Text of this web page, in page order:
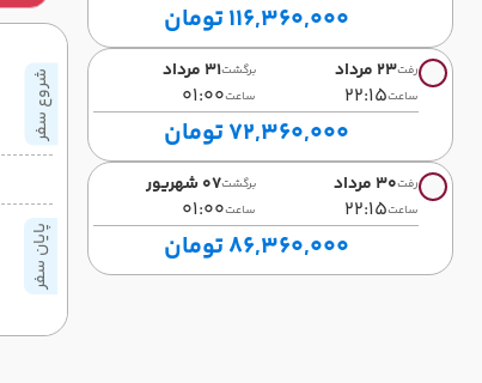
116,360,000 تومان
رفت23 مرداد
ساعت22:15
برگشت31 مرداد
ساعت01:00
72,360,000 تومان
رفت30 مرداد
ساعت22:15
برگشت07 شهریور
ساعت01:00
86,360,000 تومان
شروع سفر
پایان سفر